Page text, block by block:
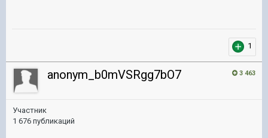
1
3 463
anonym_b0mVSRgg7bO7
Участник
1 676 публикаций